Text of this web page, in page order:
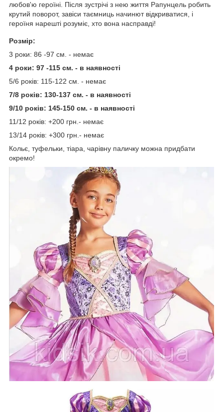
любов'ю героїні. Після зустрічі з нею життя Рапунцель робить
крутий поворот, завіси таємниць начинют відкриватися, і
героїня нарешті розуміє, хто вона насправді!
Розмір:
3 роки: 86 -97 см. - немає
4 роки: 97 -115 см. - в наявності
5/6 років: 115-122 см. - немає
7/8 років: 130-137 см. - в наявності
9/10 років: 145-150 см. - в наявності
11/12 років: +200 грн.- немає
13/14 років: +300 грн.- немає
Кольє, туфельки, тіара, чарівну паличку можна придбати
окремо!